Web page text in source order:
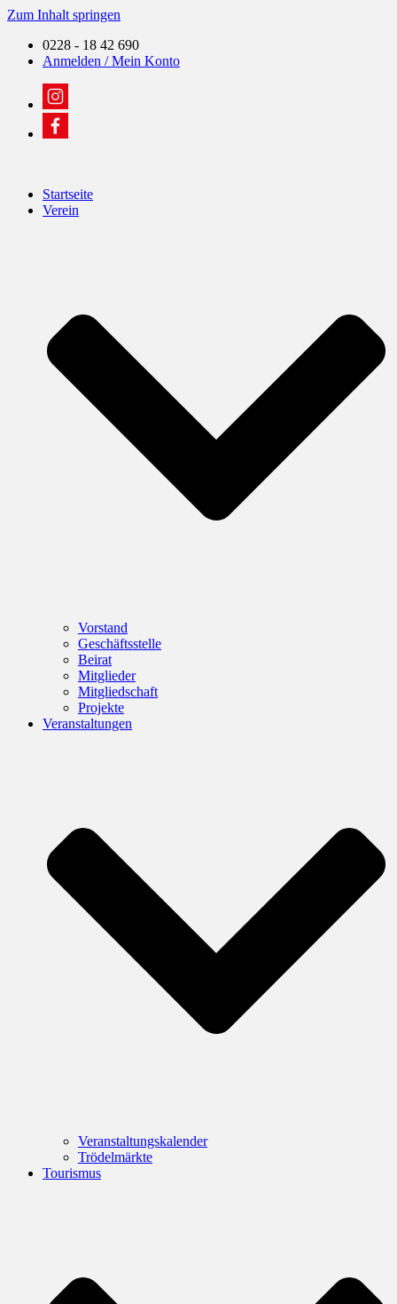
Zum Inhalt springen
0228 - 18 42 690
Anmelden / Mein Konto
Startseite
Verein
Vorstand
Geschäftsstelle
Beirat
Mitglieder
Mitgliedschaft
Projekte
Veranstaltungen
Veranstaltungskalender
Trödelmärkte
Tourismus